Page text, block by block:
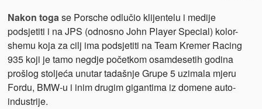
Nakon togase Porsche odlučio klijentelu i medije
podsjetiti i na JPS (odnosno John Player Special) kolor-
shemu koja za cilj ima podsjetiti na Team Kremer Racing
935 koji je tamo negdje početkom osamdesetih godina
prošlog stoljeća unutar tadašnje Grupe 5 uzimala mjeru
Fordu, BMW-u i inim drugim gigantima iz domene auto-
industrije.